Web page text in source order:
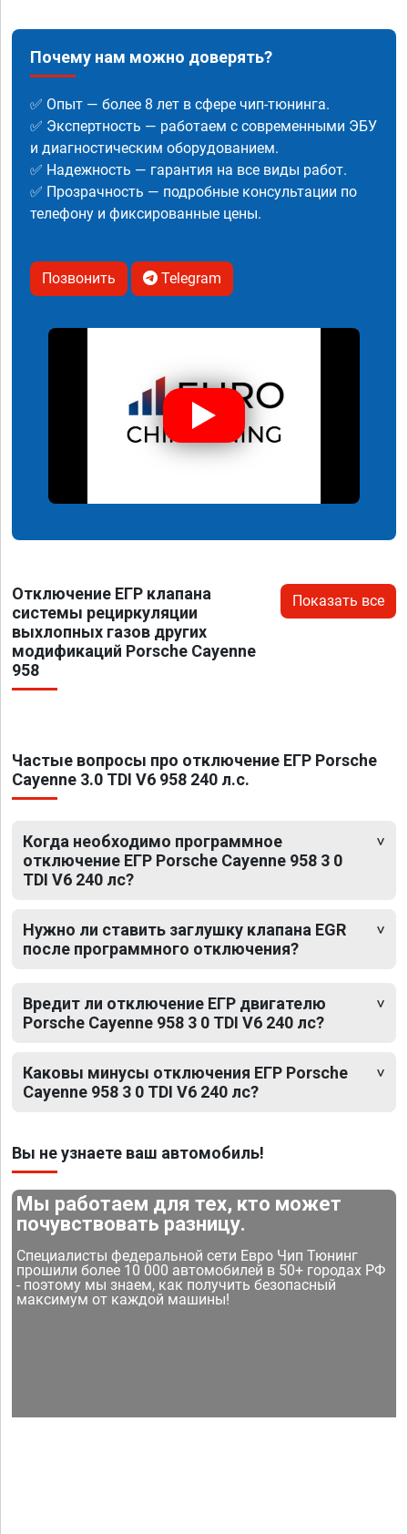
Почему нам можно доверять?
✅ Опыт — более 8 лет в сфере чип-тюнинга.
✅ Экспертность — работаем с современными ЭБУ
и диагностическим оборудованием.
✅ Надежность — гарантия на все виды работ.
✅ Прозрачность — подробные консультации по
телефону и фиксированные цены.
Позвонить Telegram
Отключение ЕГР клапана
системы рециркуляции
выхлопных газов других
модификаций Porsche Cayenne
958
Показать все
Частые вопросы про отключение ЕГР Porsche
Cayenne 3.0 TDI V6 958 240 л.с.
Когда необходимо программное
отключение ЕГР Porsche Cayenne 958 3 0
TDI V6 240 лс?
Нужно ли ставить заглушку клапана EGR
после программного отключения?
Вредит ли отключение ЕГР двигателю
Porsche Cayenne 958 3 0 TDI V6 240 лс?
Каковы минусы отключения ЕГР Porsche
Cayenne 958 3 0 TDI V6 240 лс?
Вы не узнаете ваш автомобиль!
Мы работаем для тех, кто может
почувствовать разницу.
Специалисты федеральной сети Евро Чип Тюнинг
прошили более 10 000 автомобилей в 50+ городах РФ
- поэтому мы знаем, как получить безопасный
максимум от каждой машины!